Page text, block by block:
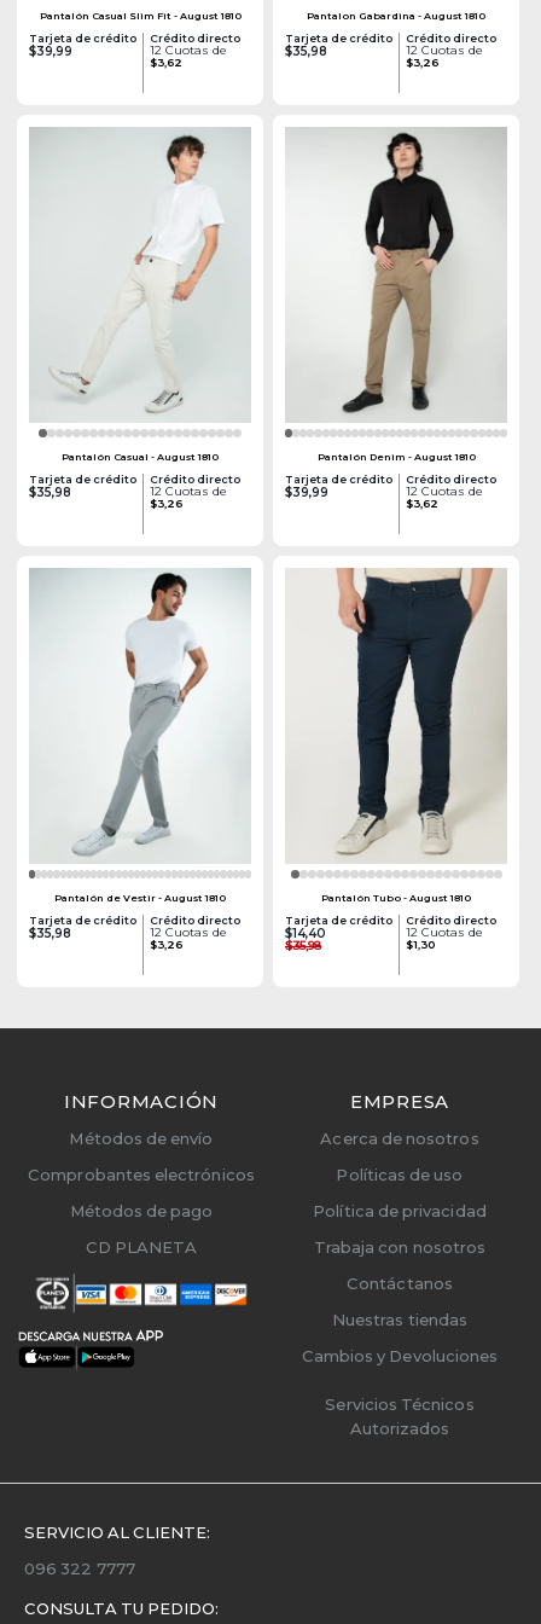
Pantalón Casual Slim Fit - August 1810
Tarjeta de crédito
$39,99
Crédito directo
12 Cuotas de
$3,62
Pantalon Gabardina - August 1810
Tarjeta de crédito
$35,98
Crédito directo
12 Cuotas de
$3,26
Pantalón Casual - August 1810
Tarjeta de crédito
$35,98
Crédito directo
12 Cuotas de
$3,26
Pantalón Denim - August 1810
Tarjeta de crédito
$39,99
Crédito directo
12 Cuotas de
$3,62
Pantalón de Vestir - August 1810
Tarjeta de crédito
$35,98
Crédito directo
12 Cuotas de
$3,26
Pantalón Tubo - August 1810
Tarjeta de crédito
$14,40
$35,98
Crédito directo
12 Cuotas de
$1,30
INFORMACIÓN
Métodos de envío
Comprobantes electrónicos
Métodos de pago
CD PLANETA
EMPRESA
Acerca de nosotros
Políticas de uso
Política de privacidad
Trabaja con nosotros
Contáctanos
Nuestras tiendas
Cambios y Devoluciones
Servicios Técnicos
Autorizados
SERVICIO AL CLIENTE:
096 322 7777
CONSULTA TU PEDIDO: